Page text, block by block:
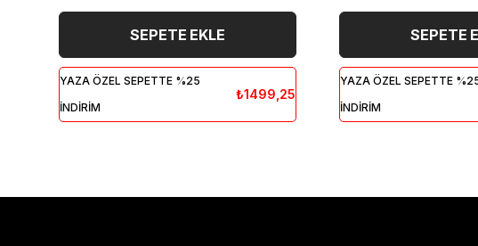
SEPETE EKLE
YAZA ÖZEL SEPETTE %25
İNDİRİM
₺1499,25
SEPETE
YAZA ÖZEL SEPETTE
İNDİRİM